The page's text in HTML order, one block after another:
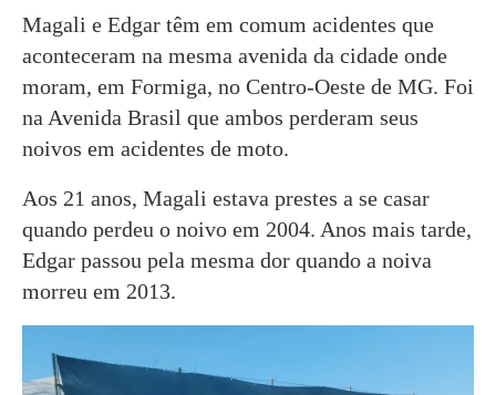
Magali e Edgar têm em comum acidentes que
aconteceram na mesma avenida da cidade onde
moram, em Formiga, no Centro-Oeste de MG. Foi
na Avenida Brasil que ambos perderam seus
noivos em acidentes de moto.
Aos 21 anos, Magali estava prestes a se casar
quando perdeu o noivo em 2004. Anos mais tarde,
Edgar passou pela mesma dor quando a noiva
morreu em 2013.